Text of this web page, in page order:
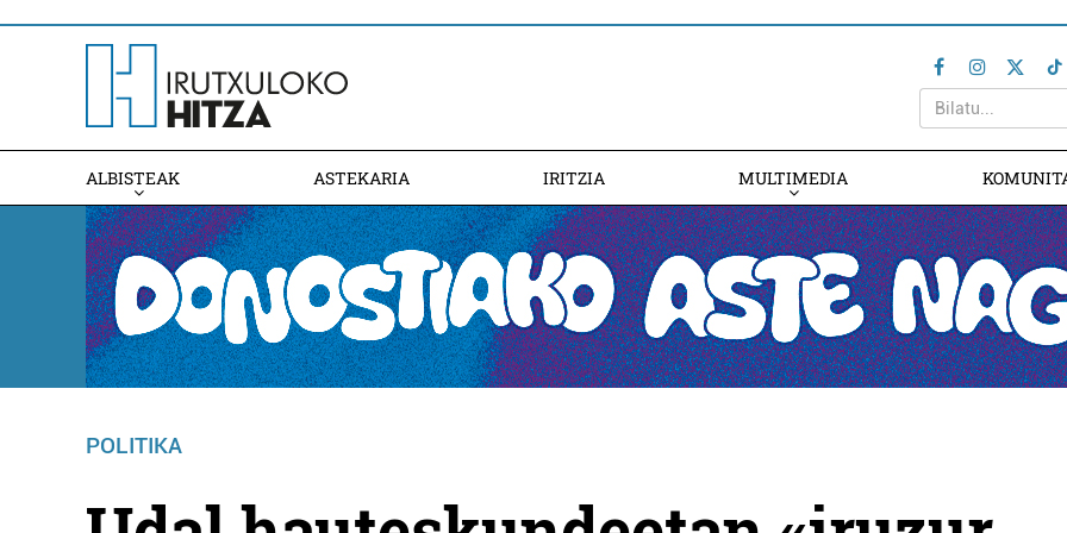
ALBISTEAK ASTEKARIA IRITZIA MULTIMEDIA
POLITIKA